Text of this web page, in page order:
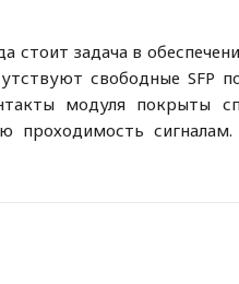
стоит задача в
свободные SFP
модуля покрыты
сигналам.